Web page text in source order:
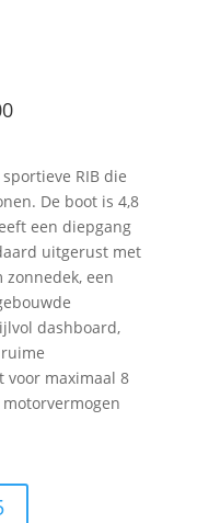
RIB die
De boot is 4,8
een diepgang
uitgerust met
een
dashboard,
voor maximaal 8